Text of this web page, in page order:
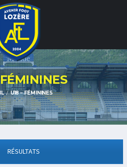
FÉMININES
U18 – FÉMININES
RÉSULTATS